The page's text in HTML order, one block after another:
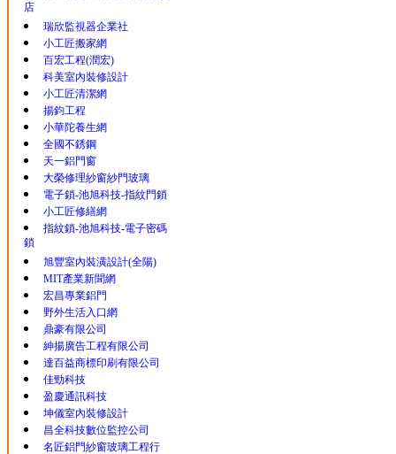
店
瑞欣監視器企業社
小工匠搬家網
百宏工程(潤宏)
科美室內裝修設計
小工匠清潔網
揚鈞工程
小華陀養生網
全國不銹鋼
天一鋁門窗
大榮修理紗窗紗門玻璃
電子鎖-池旭科技-指紋門鎖
小工匠修繕網
指紋鎖-池旭科技-電子密碼
鎖
旭豐室內裝潢設計(全陽)
MIT產業新聞網
宏昌專業鋁門
野外生活入口網
鼎豪有限公司
紳揚廣告工程有限公司
達百益商標印刷有限公司
佳勁科技
盈慶通訊科技
坤儀室內裝修設計
昌全科技數位監控公司
名匠鋁門紗窗玻璃工程行